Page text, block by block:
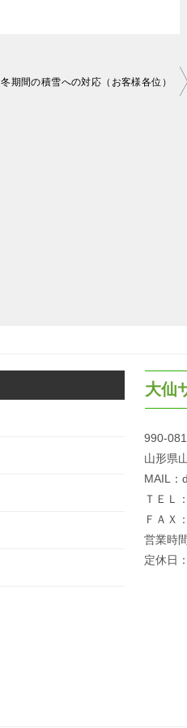
冬期間の積雪への対応（お客様各位）
大仙
990-
山形県
MAIL：
ＴＥＬ
ＦＡＸ
営業時
定休日
第２
大
(土